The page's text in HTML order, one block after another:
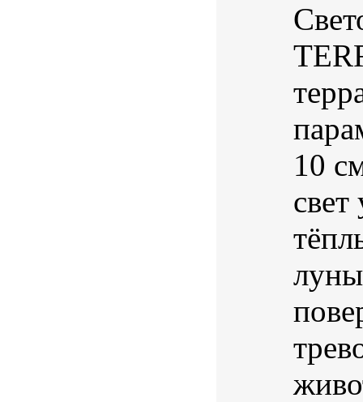
10